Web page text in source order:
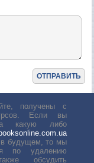
получены с
Если вы
какую либо
booksonline.com.ua
в будущем, то мы
по удалению
обсудить